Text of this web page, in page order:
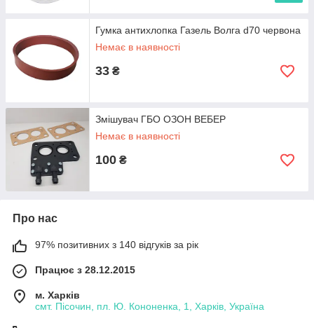
Гумка антихлопка Газель Волга d70 червона
Немає в наявності
33 ₴
Змішувач ГБО ОЗОН ВЕБЕР
Немає в наявності
100 ₴
Про нас
97% позитивних з 140 відгуків за рік
Працює з 28.12.2015
м. Харків
смт. Пісочин, пл. Ю. Кононенка, 1, Харків, Україна